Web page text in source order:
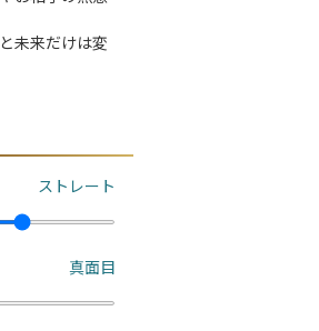
未来だけは変
ストレート
真面目